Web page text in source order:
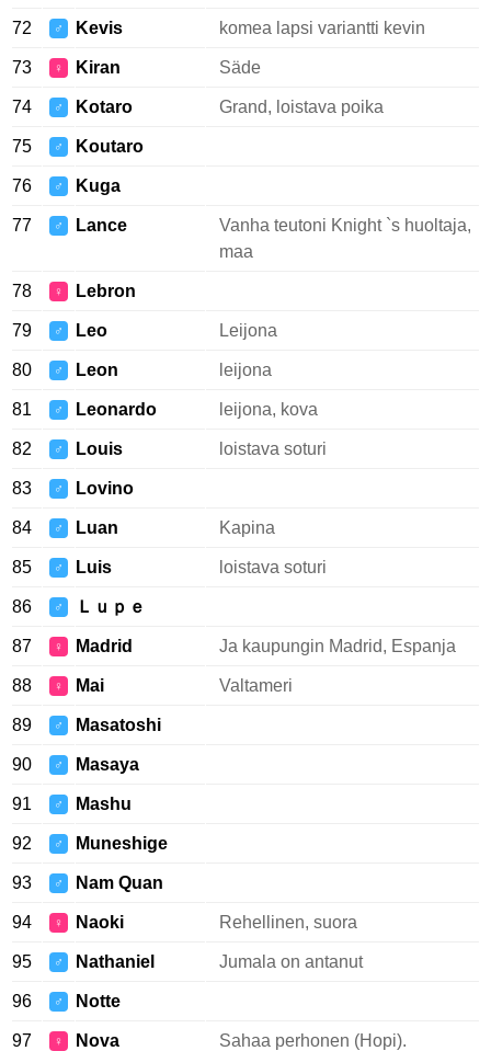
72 ♂ Kevis komea lapsi variantti kevin
73 ♀ Kiran Säde
74 ♂ Kotaro Grand, loistava poika
75 ♂ Koutaro
76 ♂ Kuga
77 ♂ Lance
Vanha teutoni Knight `s huoltaja,
maa
78 ♀ Lebron
79 ♂ Leo Leijona
80 ♂ Leon leijona
81 ♂ Leonardo leijona, kova
82 ♂ Louis loistava soturi
83 ♂ Lovino
84 ♂ Luan Kapina
85 ♂ Luis loistava soturi
86 ♂ Ｌｕｐｅ
87 ♀ Madrid Ja kaupungin Madrid, Espanja
88 ♀ Mai Valtameri
89 ♂ Masatoshi
90 ♂ Masaya
91 ♂ Mashu
92 ♂ Muneshige
93 ♂ Nam Quan
94 ♀ Naoki Rehellinen, suora
95 ♂ Nathaniel Jumala on antanut
96 ♂ Notte
97 ♀ Nova Sahaa perhonen (Hopi).